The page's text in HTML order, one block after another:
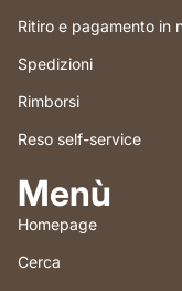
Ritiro e pagamento in
Spedizioni
Rimborsi
Reso self-service
Menù
Homepage
Cerca